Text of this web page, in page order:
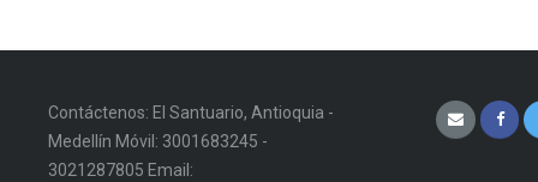
Contáctenos: El Santuario, Antioquia -
Medellín Móvil: 3001683245 -
3021287805 Email: